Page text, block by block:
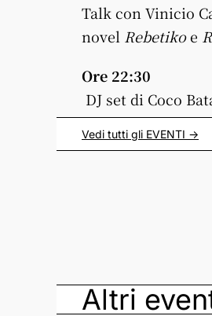
Talk con Vinicio
novel Rebetikoe
Ore 22:30
DJ set di Coco
Vedi tutti gli EVENTI ->
Altri